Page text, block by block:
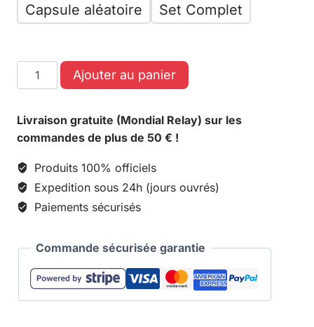
Capsule aléatoire Set Complet
Ajouter au panier
Livraison gratuite (Mondial Relay) sur les
commandes de plus de 50 € !
Produits 100% officiels
Expedition sous 24h (jours ouvrés)
Paiements sécurisés
Commande sécurisée garantie